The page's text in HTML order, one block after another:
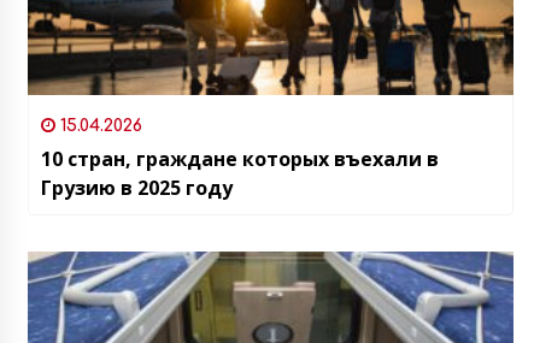
15.04.2026
10 стран, граждане которых въехали в
Грузию в 2025 году